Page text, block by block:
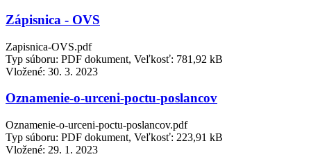
Zápisnica - OVS
Zapisnica-OVS.pdf
Typ súboru: PDF dokument, Veľkosť: 781,92 kB
Vložené: 30. 3. 2023
Oznamenie-o-urceni-poctu-poslancov
Oznamenie-o-urceni-poctu-poslancov.pdf
Typ súboru: PDF dokument, Veľkosť: 223,91 kB
Vložené: 29. 1. 2023